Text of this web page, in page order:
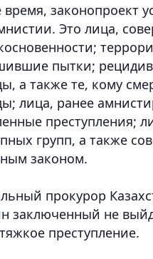
время, законопроект
Это лица,
пытки;
а также те, кому
лица, ранее
преступления;
групп, а также
законом.
прокурор
заключенный не
преступление.